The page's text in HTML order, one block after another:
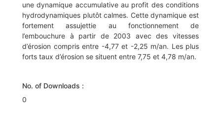
une dynamique accumulative au profit des conditions
hydrodynamiques plutôt calmes. Cette dynamique est
fortement assujettie au fonctionnement de
l’embouchure à partir de 2003 avec des vitesses
d’érosion compris entre -4,77 et -2,25 m/an. Les plus
forts taux d’érosion se situent entre 7,75 et 4,78 m/an.
No. of Downloads :
0